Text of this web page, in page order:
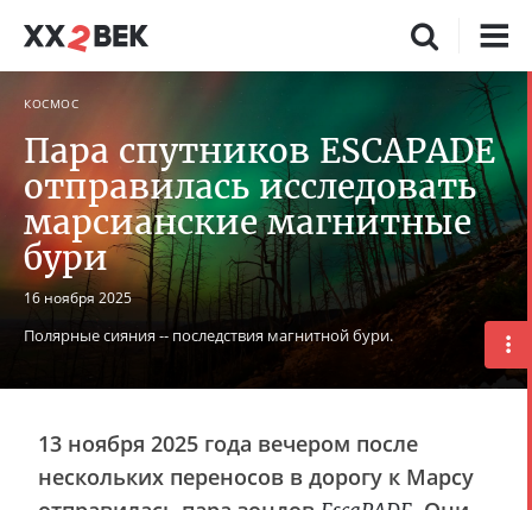
КОСМОС
Пара спутников ESCAPADE
отправилась исследовать
марсианские магнитные
бури
16 ноября 2025
Полярные сияния -- последствия магнитной бури.
13 ноября 2025 года вечером после
нескольких переносов в дорогу к Марсу